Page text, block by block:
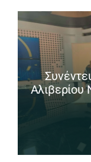
Αλιβερίου